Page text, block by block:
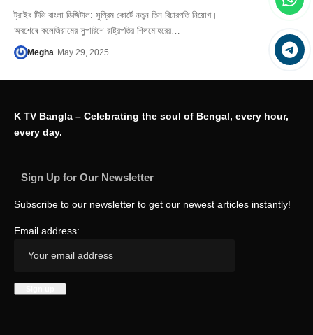
ট্রাইব টিভি বাংলা ডিজিটাল: সুপ্রিম কোর্টে নতুন তিন বিচারপতি নিয়োগ।
অবশেষে কলেজিয়ামের সুপারিশে রাষ্ট্রপতির শিলমোহরের…
Megha May 29, 2025
K TV Bangla – Celebrating the soul of Bengal, every hour,
every day.
Sign Up for Our Newsletter
Subscribe to our newsletter to get our newest articles instantly!
Email address: